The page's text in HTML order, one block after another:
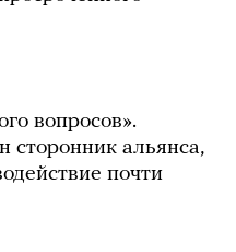
вопросов».
сторонник альянса,
почти